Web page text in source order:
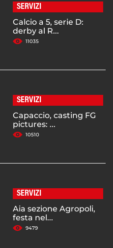
SERVIZI
Calcio a 5, serie D:
derby al R...
11035
SERVIZI
Capaccio, casting FG
pictures: ...
10510
SERVIZI
Aia sezione Agropoli,
festa nel...
9479